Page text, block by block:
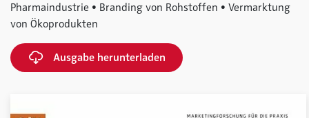
Pharmaindustrie • Branding von Rohstoffen • Vermarktung
von Ökoprodukten
Ausgabe herunterladen